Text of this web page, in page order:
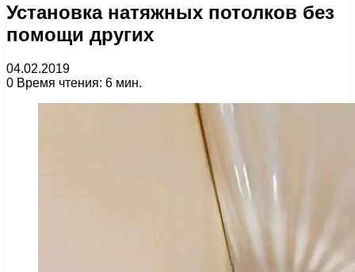
Установка натяжных потолков без
помощи других
04.02.2019
0 Время чтения: 6 мин.